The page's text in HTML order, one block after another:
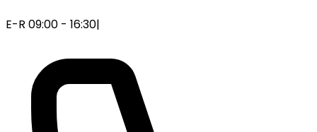
E-R 09:00 - 16:30|